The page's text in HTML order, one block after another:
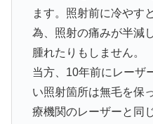
ます。照射前に冷やす
為、照射の痛みが半減
腫れたりもしません。
当方、10年前にレーザ
い照射箇所は無毛を保
療機関のレーザーと同